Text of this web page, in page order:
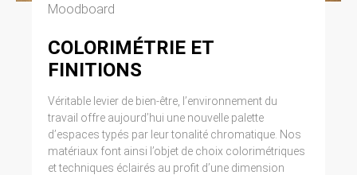
Moodboard
COLORIMÉTRIE ET
FINITIONS
Véritable levier de bien-être, l’environnement du
travail offre aujourd’hui une nouvelle palette
d’espaces typés par leur tonalité chromatique. Nos
matériaux font ainsi l’objet de choix colorimétriques
et techniques éclairés au profit d’une dimension